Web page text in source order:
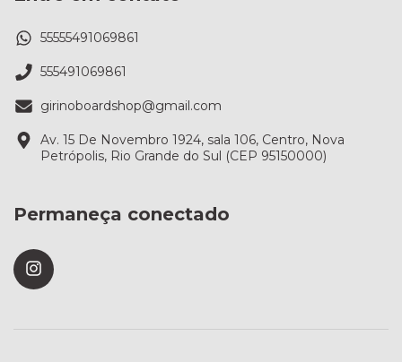
55555491069861
555491069861
girinoboardshop@gmail.com
Av. 15 De Novembro 1924, sala 106, Centro, Nova
Petrópolis, Rio Grande do Sul (CEP 95150000)
Permaneça conectado